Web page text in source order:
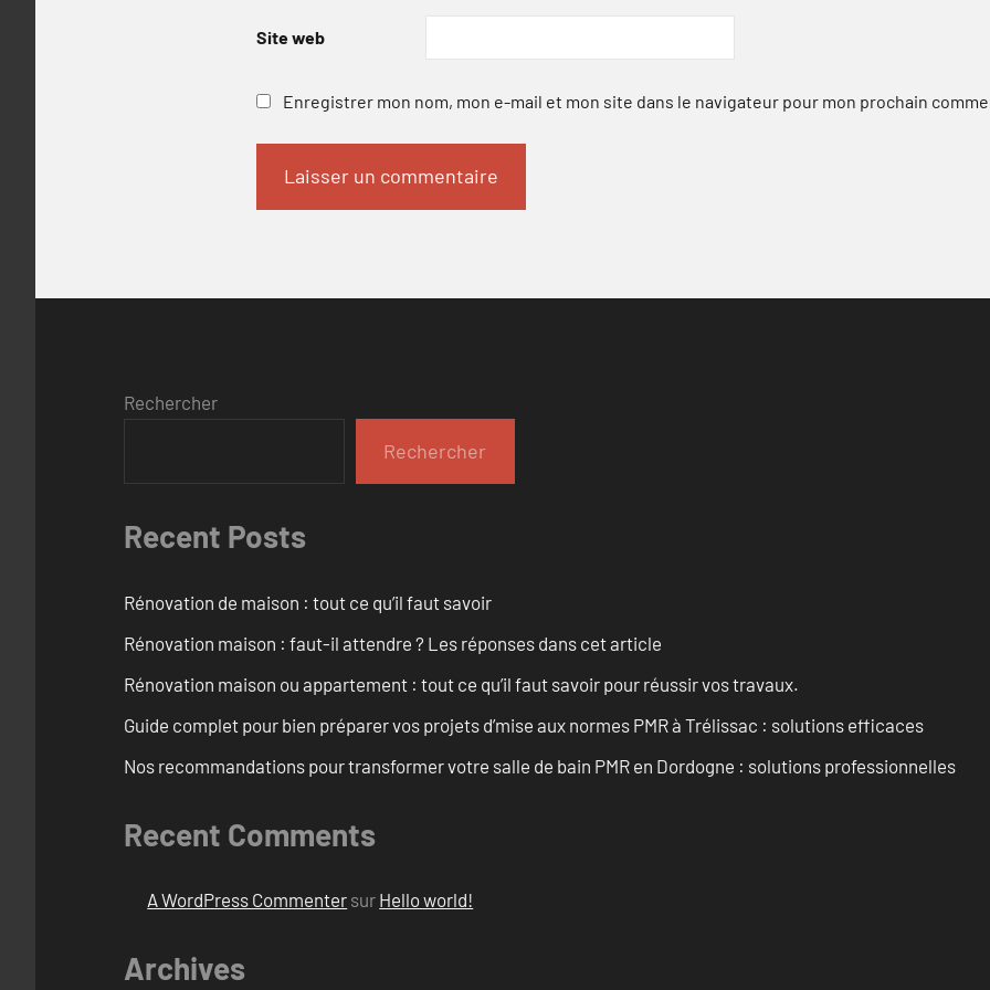
Site web
Enregistrer mon nom, mon e-mail et mon site dans le navigateur pour mon prochain
Rechercher
Rechercher
Recent Posts
Rénovation de maison : tout ce qu’il faut savoir
Rénovation maison : faut-il attendre ? Les réponses dans cet article
Rénovation maison ou appartement : tout ce qu’il faut savoir pour réussir vos travaux.
Guide complet pour bien préparer vos projets d’mise aux normes PMR à Trélissac : solutions efficaces
Nos recommandations pour transformer votre salle de bain PMR en Dordogne : solutions professionnelles
Recent Comments
A WordPress Commenter sur Hello world!
Archives